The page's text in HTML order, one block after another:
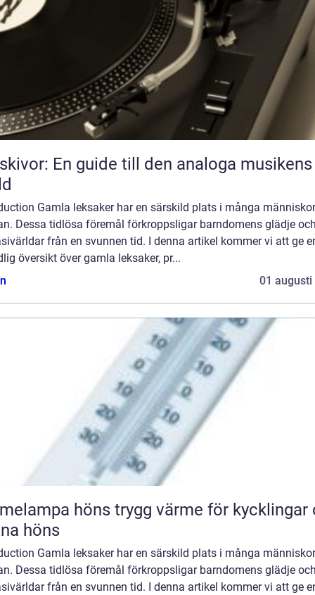
En guide till den analoga musikens
Gamla leksaker har en särskild plats i många
Dessa tidlösa föremål förkroppsligar barndomens glädje
från en svunnen tid. I denna artikel kommer vi att ge
översikt över gamla leksaker, pr...
01 augusti
höns trygg värme för kycklingar och
höns
Gamla leksaker har en särskild plats i många
Dessa tidlösa föremål förkroppsligar barndomens glädje
från en svunnen tid. I denna artikel kommer vi att ge